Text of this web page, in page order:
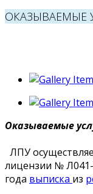
ОКАЗЫВАЕМЫЕ
Оказываемые
ЛПУ
лицензии № Л041-
года выписка из